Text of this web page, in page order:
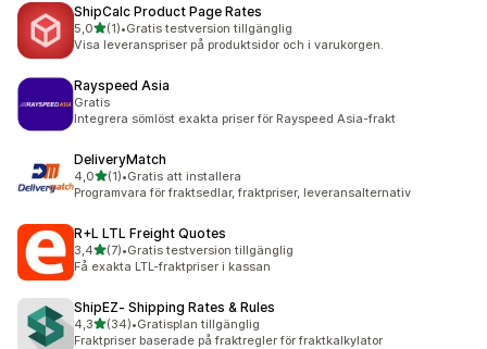
ShipCalc Product Page Rates
5,0av 5 stjärnor
(1)
1 recensioner totalt
•Gratis testversion tillgänglig
Visa leveranspriser på produktsidor och i varukorgen.
Rayspeed Asia
Gratis
Integrera sömlöst exakta priser för Rayspeed Asia-frakt
DeliveryMatch
4,0av 5 stjärnor
(1)
1 recensioner totalt
•Gratis att installera
Programvara för fraktsedlar, fraktpriser, leveransalternativ
R+L LTL Freight Quotes
3,4av 5 stjärnor
(7)
7 recensioner totalt
•Gratis testversion tillgänglig
Få exakta LTL-fraktpriser i kassan
ShipEZ‑ Shipping Rates & Rules
4,3av 5 stjärnor
(34)
34 recensioner totalt
•Gratisplan tillgänglig
Fraktpriser baserade på fraktregler för fraktkalkylator